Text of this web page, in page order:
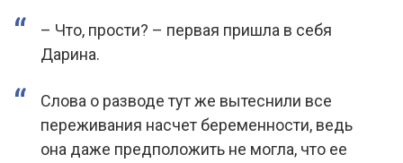
– Что, прости? – первая пришла в себя
Дарина.
Слова о разводе тут же вытеснили все
переживания насчет беременности, ведь
она даже предположить не могла, что ее